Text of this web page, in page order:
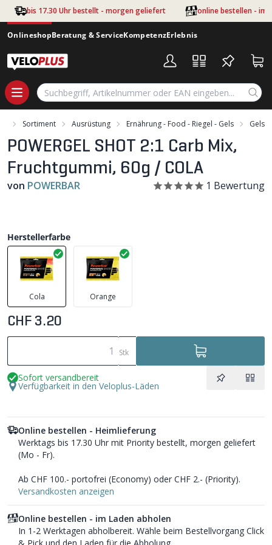
Zum Hauptinhalt springen
bis 17.30 Uhr bestellt - morgen geliefert online bestellen - im
OnlineshopBeratung & ServiceKompetenzErlebnis
Sortiment Ausrüstung Ernährung - Food - Riegel - Gels Gels
POWERGEL SHOT 2:1 Carb Mix,
Fruchtgummi, 60g / COLA
von POWERBAR 1 Bewertung
Herstellerfarbe
Cola Orange
CHF 3.20
Stk
Sofort versandbereit
Verfügbarkeit in den Veloplus-Läden
Online bestellen - Heimlieferung
Werktags bis 17.30 Uhr mit Priority bestellt, morgen geliefert
(Mo - Fr).
Ab CHF 100.- portofrei (Economy) oder CHF 2.- (Priority).
Versandkosten anzeigen
Online bestellen - im Laden abholen
In 1-2 Werktagen abholbereit. Wähle beim Bestellvorgang Click